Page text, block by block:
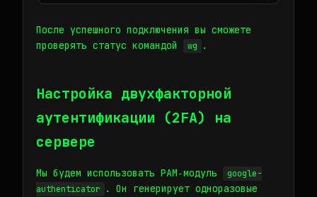
После успешного подключения вы сможете
проверять статус командой
wg .
Настройка двухфакторной
аутентификации (2FA) на
сервере
Мы будем использовать PAM‑модуль
google-
authenticator
. Он генерирует одноразовые